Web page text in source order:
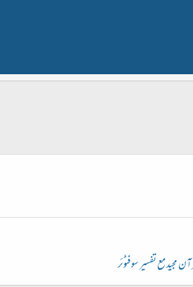
مجید مع تفسیر سوفٹوئر​